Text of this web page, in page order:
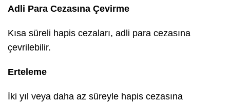
Adli Para Cezasına Çevirme
Kısa süreli hapis cezaları, adli para cezasına
çevrilebilir.
Erteleme
İki yıl veya daha az süreyle hapis cezasına